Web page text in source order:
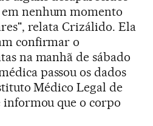
nenhum momento
relata Crizálido. Ela
confirmar o
na manhã de sábado
passou os dados
Médico Legal de
que o corpo